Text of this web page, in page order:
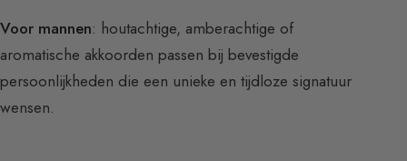
Voor mannen: houtachtige, amberachtige of
aromatische akkoorden passen bij bevestigde
persoonlijkheden die een unieke en tijdloze signatuur
wensen.